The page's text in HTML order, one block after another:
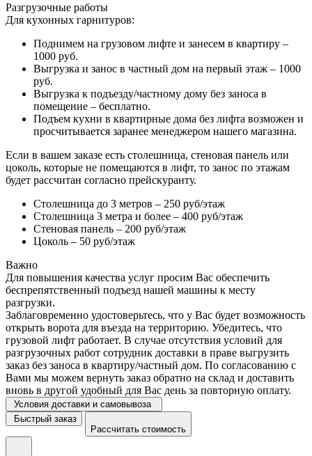
Разгрузочные работы
Для кухонных гарнитуров:
Поднимем на грузовом лифте и занесем в квартиру –
1000 руб.
Выгрузка и занос в частный дом на первый этаж – 1000
руб.
Выгрузка к подъезду/частному дому без заноса в
помещение – бесплатно.
Подъем кухни в квартирные дома без лифта возможен и
просчитывается заранее менеджером нашего магазина.
Если в вашем заказе есть столешница, стеновая панель или
цоколь, которые не помещаются в лифт, то занос по этажам
будет рассчитан согласно прейскуранту.
Столешница до 3 метров – 250 руб/этаж
Столешница 3 метра и более – 400 руб/этаж
Стеновая панель – 200 руб/этаж
Цоколь – 50 руб/этаж
Важно
Для повышения качества услуг просим Вас обеспечить
беспрепятственный подъезд нашей машины к месту
разгрузки.
Заблаговременно удостоверьтесь, что у Вас будет возможность
открыть ворота для въезда на территорию. Убедитесь, что
грузовой лифт работает. В случае отсутствия условий для
разгрузочных работ сотрудник доставки в праве выгрузить
заказ без заноса в квартиру/частный дом. По согласованию с
Вами мы можем вернуть заказ обратно на склад и доставить
вновь в другой удобный для Вас день за повторную оплату.
Условия доставки и самовывоза
Быстрый заказ
Рассчитать стоимость